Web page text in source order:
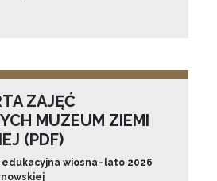
ZAJĘĆ
MUZEUM ZIEMI
(PDF)
wiosna–lato 2026